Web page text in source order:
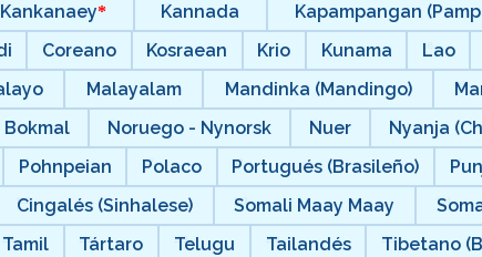
Kankanaey Kannada Kapampangan
Coreano Kosraean Krio Kunama Lao
Malayalam Mandinka (Mandingo)
Bokmal Noruego - Nynorsk Nuer Nyanja
Pohnpeian Polaco Portugués (Brasileño)
Cingalés (Sinhalese) Somali Maay Maay
Tamil Tártaro Telugu Tailandés Tibetano